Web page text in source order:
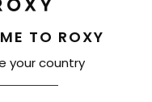
TO ROXY
your country